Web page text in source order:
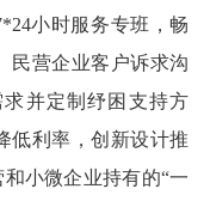
小时服务专班，畅
民营企业客户诉求沟
并定制纾困支持方
低利率，创新设计推
小微企业持有的“一